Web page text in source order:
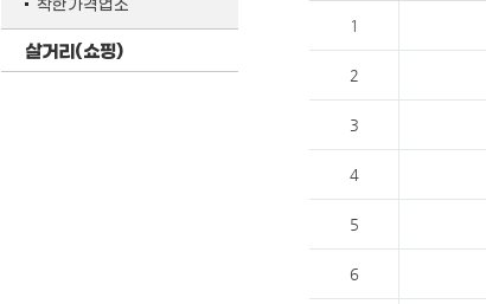
착한가격업소
살거리(쇼핑)
1
2
3
4
5
6